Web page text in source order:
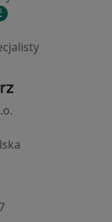
- Strona główna